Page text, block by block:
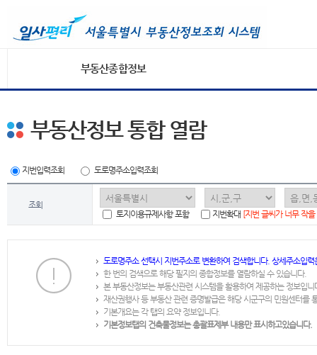
부동산종합정보
부동산정보 통합 열람
지번입력조회 도로명주소입력조회
조회
토지이용규제사항 포함
지번확대 [지번 글씨가 너무 작
도로명주소 선택시 지번주소로 변환하여 검색합니다. 상세주소입
한 번의 검색으로 해당 필지의 종합정보를 열람하실 수 있습니다.
본 부동산정보는 부동산관련 시스템을 활용하여 제공하는 정보입니
재산권행사 등 부동산 관련 증명발급은 해당 시군구의 민원센터를
기본개요는 각 탭의 요약 정보입니다.
기본정보탭의 건축물정보는 총괄표제부 내용만 표시하고있습니다.